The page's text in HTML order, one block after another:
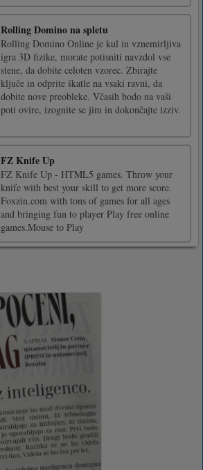
Rolling Domino na spletu
Rolling Domino Online je kul in vznemirljiva
igra 3D fizike, morate potisniti navzdol vse
stene, da dobite celoten vzorec. Zbirajte
ključe in odprite škatle na vsaki ravni, da
dobite nove preobleke. Včasih bodo na vaši
poti ovire, izognite se jim in dokončajte izziv.
FZ Knife Up
FZ Knife Up - HTML5 games. Throw your
knife with best your skill to get more score.
Foxzin.com with tons of games for all ages
and bringing fun to player Play free online
games.Mouse to Play